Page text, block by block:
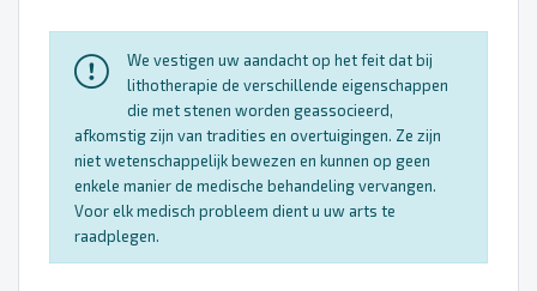
We vestigen uw aandacht op het feit dat bij
lithotherapie de verschillende eigenschappen
die met stenen worden geassocieerd,
afkomstig zijn van tradities en overtuigingen. Ze zijn
niet wetenschappelijk bewezen en kunnen op geen
enkele manier de medische behandeling vervangen.
Voor elk medisch probleem dient u uw arts te
raadplegen.